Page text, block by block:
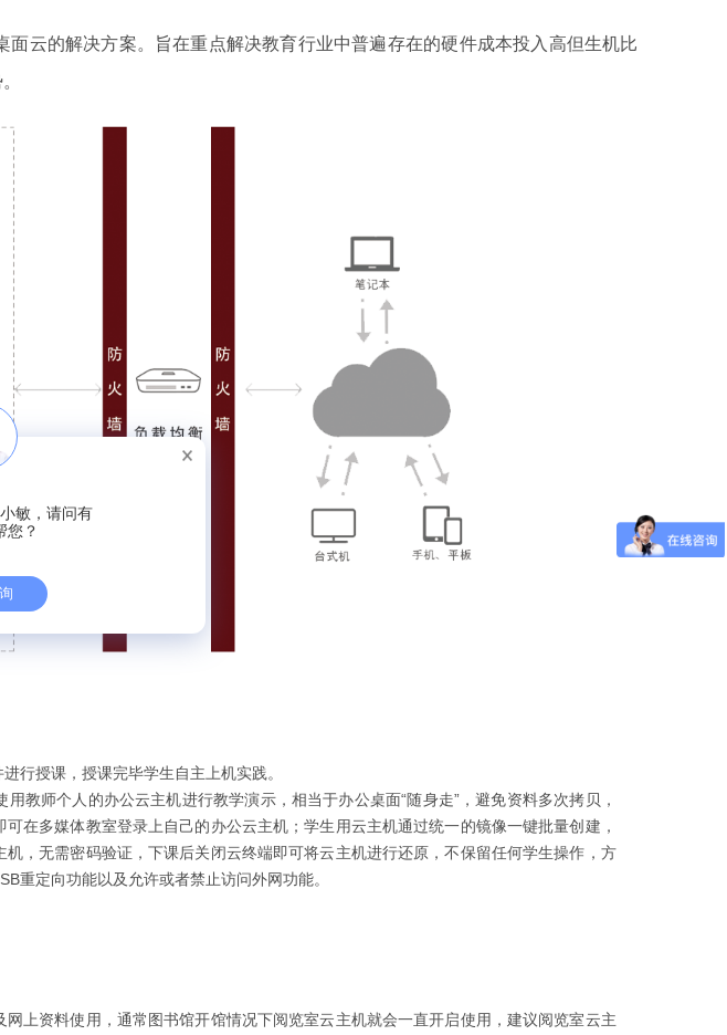
云的解决方案。旨在重点解决教育行业中普遍存在的硬件成本投入高但生机比
行授课，授课完毕学生自主上机实践。
教师个人的办公云主机进行教学演示，相当于办公桌面“随身走”，避免资料多次拷贝，
在多媒体教室登录上自己的办公云主机；学生用云主机通过统一的镜像一键批量创建，
，无需密码验证，下课后关闭云终端即可将云主机进行还原，不保留任何学生操作，方
重定向功能以及允许或者禁止访问外网功能。
上资料使用，通常图书馆开馆情况下阅览室云主机就会一直开启使用，建议阅览室云主
敏，请问有
您？